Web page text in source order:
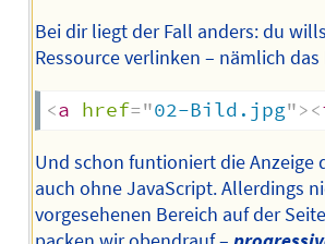
Bei dir liegt der Fall anders: du
Ressource verlinken – nämlich das
<a href="02-Bild.jpg"><
Und schon funtioniert die Anzeige
auch ohne JavaScript. Allerdings
vorgesehenen Bereich auf der